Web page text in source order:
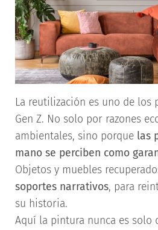
La reutilización es uno de los
Gen Z. No solo por razones
ambientales, sino porque las
mano se perciben como
Objetos y muebles
soportes narrativos, para
su historia.
Aquí la pintura nunca es solo